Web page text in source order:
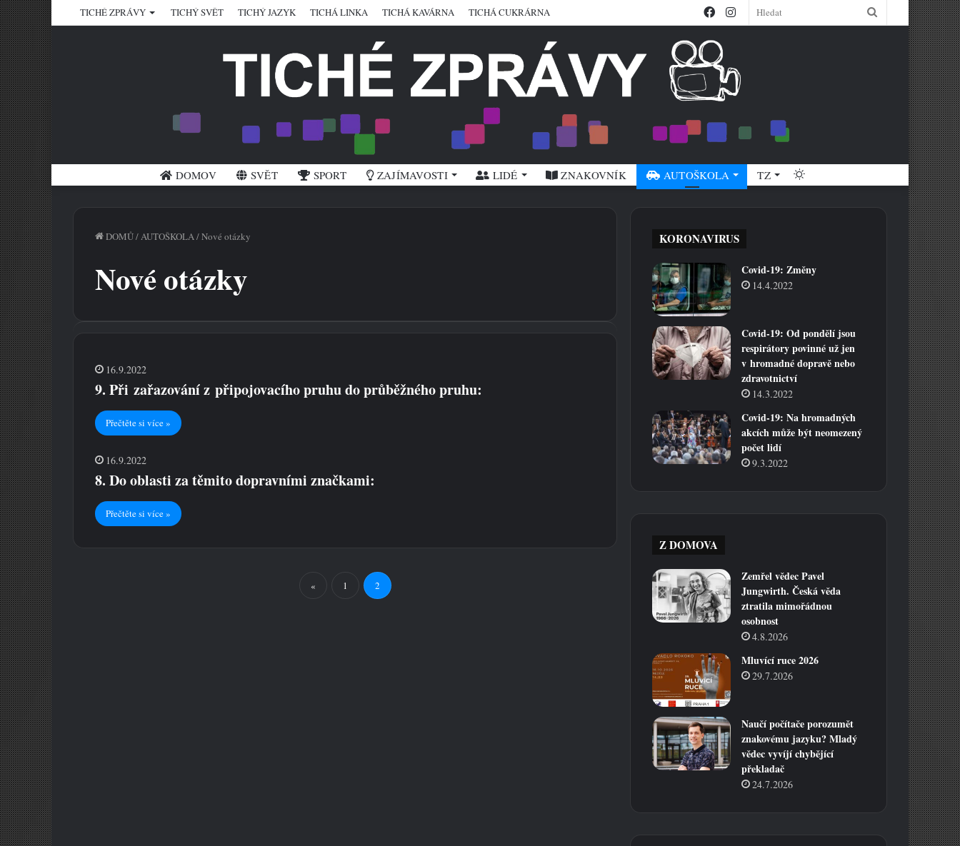
TICHÉ ZPRÁVY TICHÝ SVĚT TICHÝ JAZYK TICHÁ LINKA TICHÁ KAVÁRNA TICHÁ CUKRÁRNA Instagram
Facebook
DOMOV SVĚT SPORT ZAJÍMAVOSTI LIDÉ ZNAKOVNÍK AUTOŠKOLA TZ
DOMŮ/AUTOŠKOLA/Nové otázky
Nové otázky
16.9.2022
9. Při zařazování z připojovacího pruhu do průběžného pruhu:
Přečtěte si více »
16.9.2022
8. Do oblasti za těmito dopravními značkami:
Přečtěte si více »
« 1 2
KORONAVIRUS
Covid-19: Změny
14.4.2022
Covid-19: Od pondělí jsou
respirátory povinné už jen
v hromadné dopravě nebo
zdravotnictví
14.3.2022
Covid-19: Na hromadných
akcích může být neomezený
počet lidí
9.3.2022
Z DOMOVA
Zemřel vědec Pavel
Jungwirth. Česká věda
ztratila mimořádnou
osobnost
4.8.2026
Mluvící ruce 2026
29.7.2026
Naučí počítače porozumět
znakovému jazyku? Mladý
vědec vyvíjí chybějící
překladač
24.7.2026